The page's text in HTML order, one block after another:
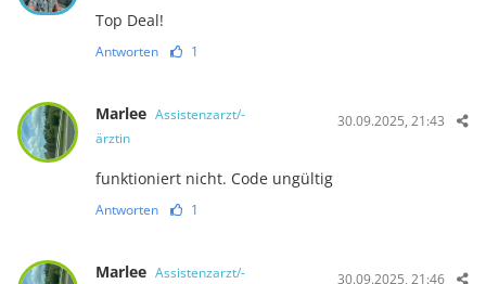
Top Deal!
Antworten 1
Marlee Assistenzarzt/-
ärztin
30.09.2025, 21:43
funktioniert nicht. Code ungültig
Antworten 1
Marlee Assistenzarzt/- 30.09.2025, 21:46